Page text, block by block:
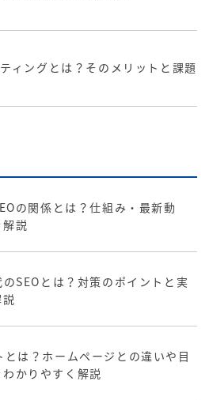
ィングとは？そのメリットと課題
の関係とは？仕組み・最新動
説
SEOとは？対策のポイントと実
は？ホームページとの違いや目
かりやすく解説